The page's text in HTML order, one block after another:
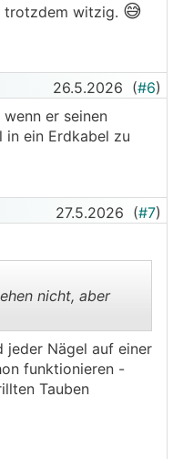
trotzdem witzig. 😅
26.5.2026 (#6)
er seinen
ein Erdkabel zu
27.5.2026 (#7)
nicht, aber
jeder Nägel auf einer
funktionieren -
Tauben